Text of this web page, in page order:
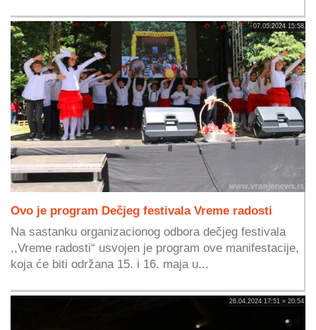
07.05.2024 15:58
Ovo je program Dečjeg festivala Vreme radosti
Na sastanku organizacionog odbora dečjeg festivala
,,Vreme radosti“ usvojen je program ove manifestacije,
koja će biti održana 15. i 16. maja u...
26.04.2024 17:51 » 20:54